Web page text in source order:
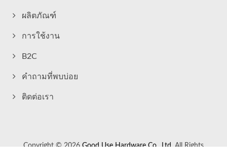
ผลิตภัณฑ์
การใช้งาน
B2C
คำถามที่พบบ่อย
ติดต่อเรา
Copyright © 2026 Good Use Hardware Co., Ltd. All Rights